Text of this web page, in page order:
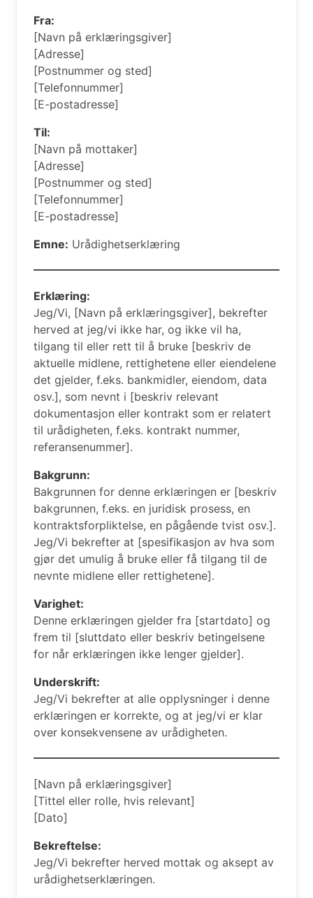
Fra:
[Navn på erklæringsgiver]
[Adresse]
[Postnummer og sted]
[Telefonnummer]
[E-postadresse]
Til:
[Navn på mottaker]
[Adresse]
[Postnummer og sted]
[Telefonnummer]
[E-postadresse]
Emne: Urådighetserklæring
Erklæring:
Jeg/Vi, [Navn på erklæringsgiver], bekrefter
herved at jeg/vi ikke har, og ikke vil ha,
tilgang til eller rett til å bruke [beskriv de
aktuelle midlene, rettighetene eller eiendelene
det gjelder, f.eks. bankmidler, eiendom, data
osv.], som nevnt i [beskriv relevant
dokumentasjon eller kontrakt som er relatert
til urådigheten, f.eks. kontrakt nummer,
referansenummer].
Bakgrunn:
Bakgrunnen for denne erklæringen er [beskriv
bakgrunnen, f.eks. en juridisk prosess, en
kontraktsforpliktelse, en pågående tvist osv.].
Jeg/Vi bekrefter at [spesifikasjon av hva som
gjør det umulig å bruke eller få tilgang til de
nevnte midlene eller rettighetene].
Varighet:
Denne erklæringen gjelder fra [startdato] og
frem til [sluttdato eller beskriv betingelsene
for når erklæringen ikke lenger gjelder].
Underskrift:
Jeg/Vi bekrefter at alle opplysninger i denne
erklæringen er korrekte, og at jeg/vi er klar
over konsekvensene av urådigheten.
[Navn på erklæringsgiver]
[Tittel eller rolle, hvis relevant]
[Dato]
Bekreftelse:
Jeg/Vi bekrefter herved mottak og aksept av
urådighetserklæringen.